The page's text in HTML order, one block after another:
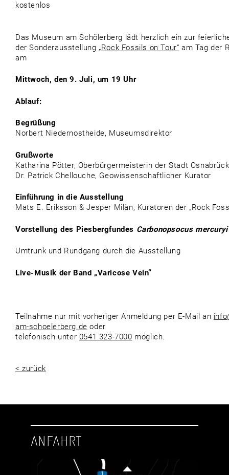
kostenlos
Das Museum am Schölerberg lädt herzlich ein zur
der Sonderausstellung „Rock Fossils on Tour“ am Tag der
am
Mittwoch, den 9. Juli, um 19 Uhr
Ablauf:
Begrüßung
Norbert Niedernostheide, Museumsdirektor
Grußworte
Katharina Pötter, Oberbürgermeisterin der Stadt Osnabrück
Dr. Patrick Chellouche, Geowissenschaftlicher Kurator
Einführung in die Ausstellung
Mats E. Eriksson & Jesper Milàn, Kuratoren der „Rock
Vorstellung des Piesbergfundes Carbonopsocus mercuryi
Umtrunk und Rundgang durch die Ausstellung
Live-Musik der Band „Varicose Vein“
Teilnahme nur mit vorheriger Anmeldung per E-Mail an
am-schoelerberg.de oder
telefonisch unter 0541 323-7000 möglich.
< zurück
ANFAHRT